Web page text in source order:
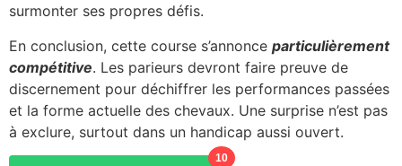
surmonter ses propres défis.
En conclusion, cette course s’annonce particulièrement
compétitive. Les parieurs devront faire preuve de
discernement pour déchiffrer les performances passées
et la forme actuelle des chevaux. Une surprise n’est pas
à exclure, surtout dans un handicap aussi ouvert.
10